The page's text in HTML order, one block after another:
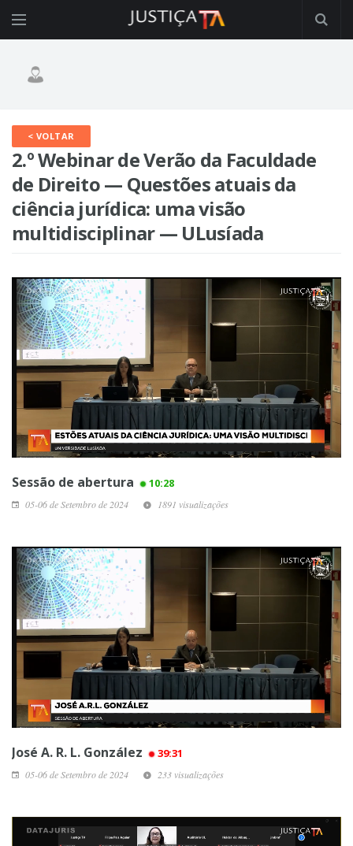
< VOLTAR
2.º Webinar de Verão da Faculdade
de Direito — Questões atuais da
ciência jurídica: uma visão
multidisciplinar — ULusíada
Sessão de abertura 10:28
05-06 de Setembro de 2024 1891 visualizações
José A. R. L. González 39:31
05-06 de Setembro de 2024 233 visualizações